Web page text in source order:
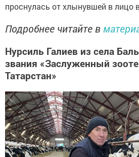
проснулась от хлынувшей в лицо
Подробнее читайте в
Нурсиль Галиев из села
звания «Заслуженный
Татарстан»